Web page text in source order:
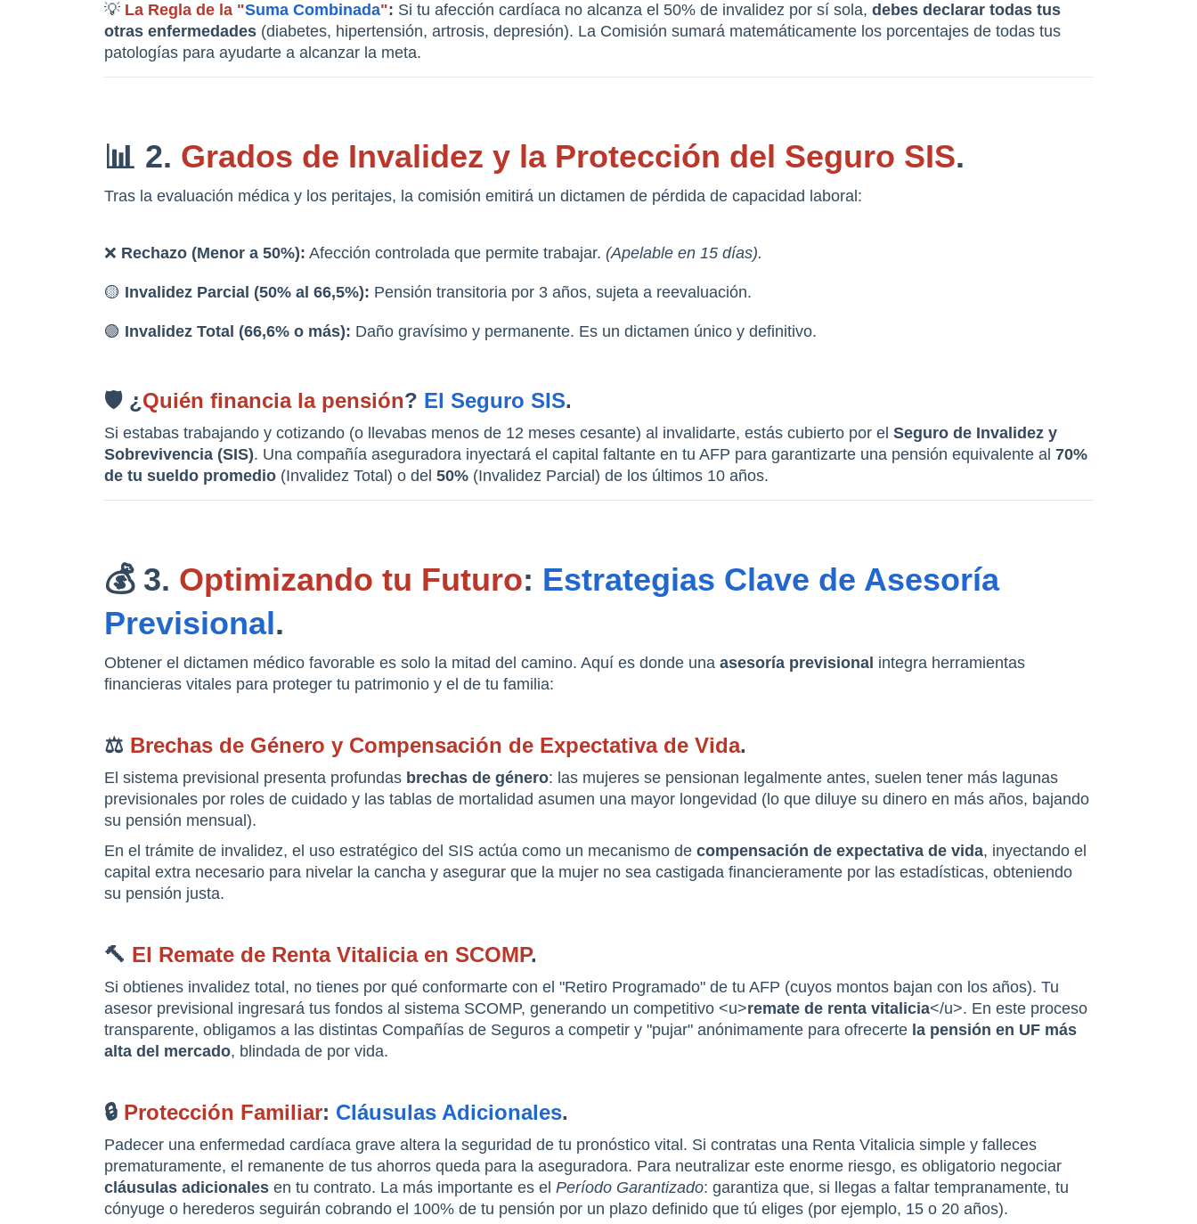
💡 La Regla de la "Suma Combinada": Si tu afección cardíaca no alcanza el 50% de invalidez por sí sola, debes declarar todas tus
otras enfermedades (diabetes, hipertensión, artrosis, depresión). La Comisión sumará matemáticamente los porcentajes de todas tus
patologías para ayudarte a alcanzar la meta.
📊 2. Grados de Invalidez y la Protección del Seguro SIS.
Tras la evaluación médica y los peritajes, la comisión emitirá un dictamen de pérdida de capacidad laboral:
❌ Rechazo (Menor a 50%): Afección controlada que permite trabajar. (Apelable en 15 días).
🟡 Invalidez Parcial (50% al 66,5%): Pensión transitoria por 3 años, sujeta a reevaluación.
🟢 Invalidez Total (66,6% o más): Daño gravísimo y permanente. Es un dictamen único y definitivo.
🛡️ ¿ Quién financia la pensión? El Seguro SIS.
Si estabas trabajando y cotizando (o llevabas menos de 12 meses cesante) al invalidarte, estás cubierto por el Seguro de Invalidez y
Sobrevivencia (SIS). Una compañía aseguradora inyectará el capital faltante en tu AFP para garantizarte una pensión equivalente al 70%
de tu sueldo promedio (Invalidez Total) o del 50% (Invalidez Parcial) de los últimos 10 años.
💰 3. Optimizando tu Futuro: Estrategias Clave de Asesoría
Previsional.
Obtener el dictamen médico favorable es solo la mitad del camino. Aquí es donde una asesoría previsional integra herramientas
financieras vitales para proteger tu patrimonio y el de tu familia:
⚖️ Brechas de Género y Compensación de Expectativa de Vida.
El sistema previsional presenta profundas brechas de género: las mujeres se pensionan legalmente antes, suelen tener más lagunas
previsionales por roles de cuidado y las tablas de mortalidad asumen una mayor longevidad (lo que diluye su dinero en más años, bajando
su pensión mensual).
En el trámite de invalidez, el uso estratégico del SIS actúa como un mecanismo de compensación de expectativa de vida, inyectando el
capital extra necesario para nivelar la cancha y asegurar que la mujer no sea castigada financieramente por las estadísticas, obteniendo
su pensión justa.
🔨 El Remate de Renta Vitalicia en SCOMP.
Si obtienes invalidez total, no tienes por qué conformarte con el "Retiro Programado" de tu AFP (cuyos montos bajan con los años). Tu
asesor previsional ingresará tus fondos al sistema SCOMP, generando un competitivo <u>remate de renta vitalicia</u>. En este proceso
transparente, obligamos a las distintas Compañías de Seguros a competir y "pujar" anónimamente para ofrecerte la pensión en UF más
alta del mercado, blindada de por vida.
🔒 Protección Familiar: Cláusulas Adicionales.
Padecer una enfermedad cardíaca grave altera la seguridad de tu pronóstico vital. Si contratas una Renta Vitalicia simple y falleces
cláusulas adicionales en tu contrato. La más importante es el Período Garantizado: garantiza que, si llegas a faltar tempranamente, tu
cónyuge o herederos seguirán cobrando el 100% de tu pensión por un plazo definido que tú eliges (por ejemplo, 15 o 20 años).